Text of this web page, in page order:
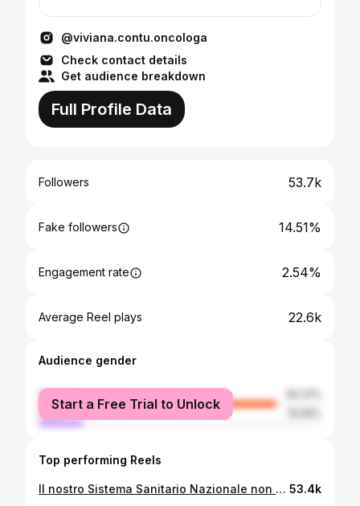
@viviana.contu.oncologa
Check contact details
Get audience breakdown
Full Profile Data
Followers 53.7k
Fake followers 14.51%
Engagement rate 2.54%
Average Reel plays 22.6k
Audience gender
female
male
Start a Free Trial to Unlock
Top performing Reels
Il nostro Sistema Sanitario Nazionale non è perfetto. A volte scricchiola, ci fa arrabbiare, ci fa aspettare e sembra fare acqua da tutte le parti. Ma è una nave che, nonostante tutto, continua a tenerci a galla e a portarci lontano. E non mi riferisco solo all’istituzione, ma soprattutto alle centinaia di migliaia di persone che ci lavorano, che SONO il sistema sanitario nazionale e che lo rendono possibile ogni giorno. Forse dovremmo ricordarcelo più spesso. E forse dovremmo anche chiederci non solo cosa non funziona, ma cosa possiamo fare noi perché funzioni meglio. Prenderci cura della nostra salute. Scegliere ogni giorno, per quanto possibile, stili di vita più sani, sapendo che ridurre il carico globale di malattia significa dare una mano concreta a chi cura. E ricordare che se prenotiamo una visita e non ci presentiamo senza disdire, abbiamo tolto la possibilità di accedere a quella prestazione ad un’altra persone e abbiamo contribuito ad allungare le liste d’attesa. Criticare è legittimo, se la critica è costruttiva. Migliorare è necessario. Ma noi NON siamo spettatori inermi: ciascuno di noi può fare la propria parte per preservare questo prezioso sistema. Perché senza questa nave, non saremmo semplicemente più scomodi. Saremmo alla deriva. #medicinadinsieme #laculturachecura #viviconcura #ilprimachesalva Grazie a @francesca_angeleri per la segnalazione dell’articolo di @rivistastudio 53.4k